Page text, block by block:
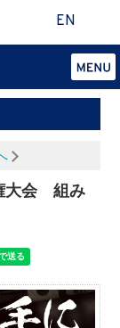
EN
大会 組み